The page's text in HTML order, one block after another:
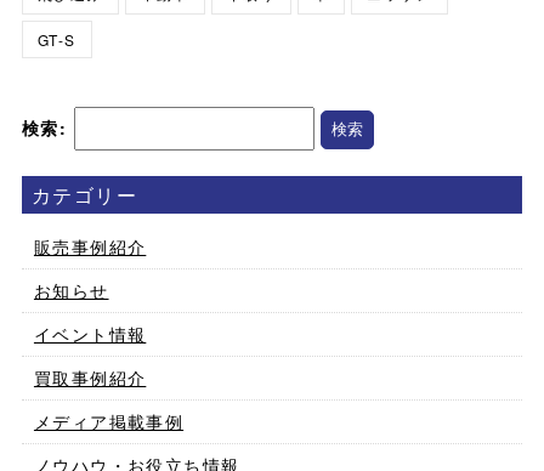
GT-S
検索:
カテゴリー
販売事例紹介
お知らせ
イベント情報
買取事例紹介
メディア掲載事例
ノウハウ・お役立ち情報